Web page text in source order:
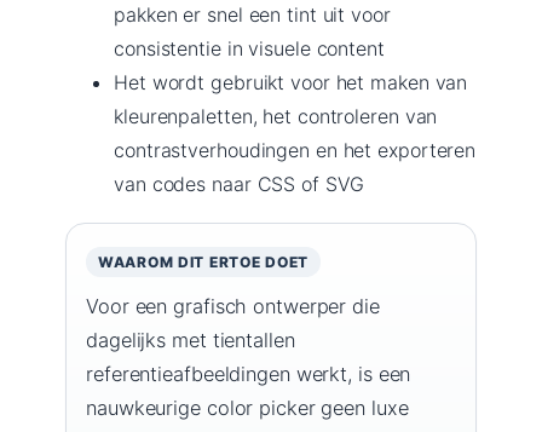
pakken er snel een tint uit voor
consistentie in visuele content
Het wordt gebruikt voor het maken van
kleurenpaletten, het controleren van
contrastverhoudingen en het exporteren
van codes naar CSS of SVG
WAAROM DIT ERTOE DOET
Voor een grafisch ontwerper die
dagelijks met tientallen
referentieafbeeldingen werkt, is een
nauwkeurige color picker geen luxe